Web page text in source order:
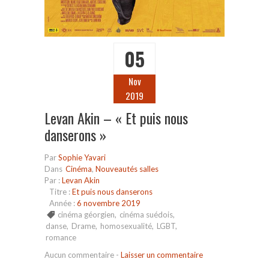
05
Nov
2019
Levan Akin – « Et puis nous
danserons »
ParSophie Yavari
Dans Cinéma, Nouveautés salles
Par :Levan Akin
Titre :Et puis nous danserons
Année :6 novembre 2019
cinéma géorgien, cinéma suédois,
danse, Drame, homosexualité, LGBT,
romance
Aucun commentaire - Laisser un commentaire